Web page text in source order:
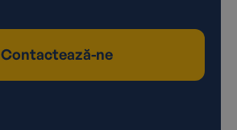
Contactează-ne